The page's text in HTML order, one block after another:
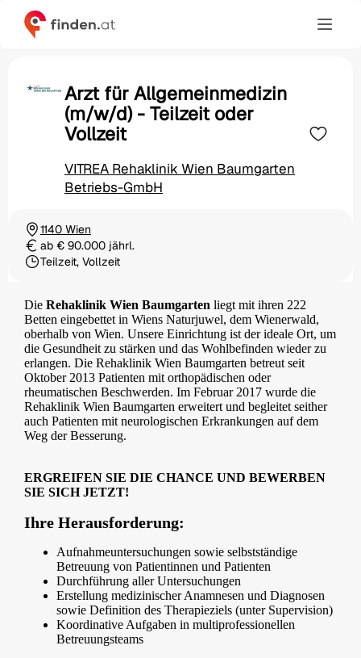
Arzt für Allgemeinmedizin
(m/w/d) - Teilzeit oder
Vollzeit
VITREA Rehaklinik Wien Baumgarten
Betriebs-GmbH
Ortschaft
1140 Wien
Gehaltab € 90.000 jährl.
Beschäftigungsart
Teilzeit, Vollzeit
Die Rehaklinik Wien Baumgarten liegt mit ihren 222
Betten eingebettet in Wiens Naturjuwel, dem Wienerwald,
oberhalb von Wien. Unsere Einrichtung ist der ideale Ort, um
die Gesundheit zu stärken und das Wohlbefinden wieder zu
erlangen. Die Rehaklinik Wien Baumgarten betreut seit
Oktober 2013 Patienten mit orthopädischen oder
rheumatischen Beschwerden. Im Februar 2017 wurde die
Rehaklinik Wien Baumgarten erweitert und begleitet seither
auch Patienten mit neurologischen Erkrankungen auf dem
Weg der Besserung.
ERGREIFEN SIE DIE CHANCE UND BEWERBEN
SIE SICH JETZT!
Ihre Herausforderung:
Aufnahmeuntersuchungen sowie selbstständige
Betreuung von Patientinnen und Patienten
Durchführung aller Untersuchungen
Erstellung medizinischer Anamnesen und Diagnosen
sowie Definition des Therapieziels (unter Supervision)
Koordinative Aufgaben in multiprofessionellen
Betreuungsteams